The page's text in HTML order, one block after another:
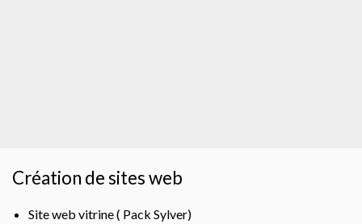
Création de sites web
Site web vitrine ( Pack Sylver)